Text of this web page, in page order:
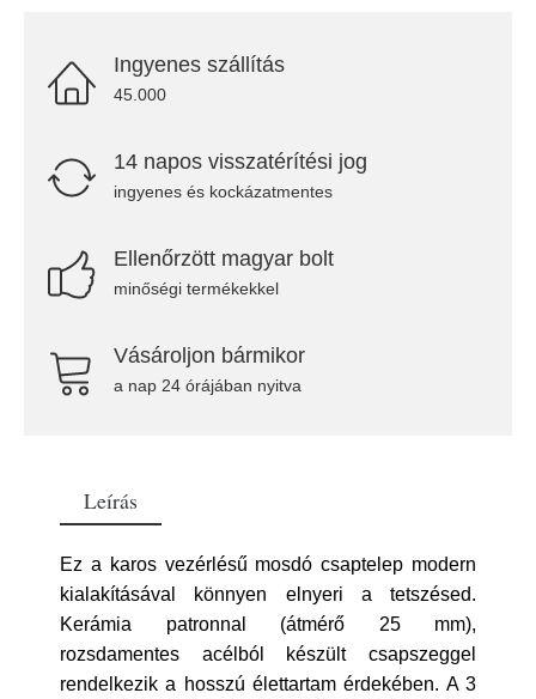
Ingyenes szállítás
45.000
14 napos visszatérítési jog
ingyenes és kockázatmentes
Ellenőrzött magyar bolt
minőségi termékekkel
Vásároljon bármikor
a nap 24 órájában nyitva
Leírás
Ez a karos vezérlésű mosdó csaptelep modern
kialakításával könnyen elnyeri a tetszésed.
Kerámia patronnal (átmérő 25 mm),
rozsdamentes acélból készült csapszeggel
rendelkezik a hosszú élettartam érdekében. A 3